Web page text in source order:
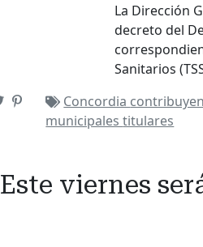
La Dirección
decreto del
Sanitarios
Concordia
municipalestitulares
Este viernes